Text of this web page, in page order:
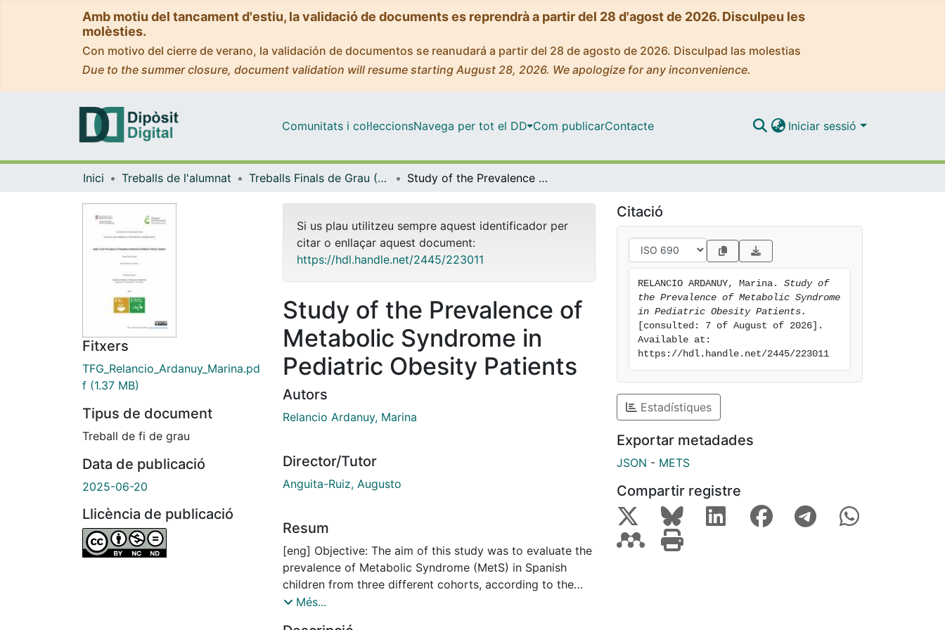
Amb motiu del tancament d'estiu, la validació de documents es reprendrà a partir del 28 d'agost de 2026. Disculpeu les
molèsties.
Con motivo del cierre de verano, la validación de documentos se reanudará a partir del 28 de agosto de 2026. Disculpad las molestias
Due to the summer closure, document validation will resume starting August 28, 2026. We apologize for any inconvenience.
Comunitats i col·leccionsNavega per tot el DD Com publicarContacte Iniciar sessió
Inici Treballs de l'alumnat Treballs Finals de Grau (TFG) - Nutrició Humana i Dietètica Study of the Prevalence of Metabolic Syndrome in Pediatric Obesity Patients
Fitxers
TFG_Relancio_Ardanuy_Marina.pd
f (1.37 MB)
Tipus de document
Treball de fi de grau
Data de publicació
2025-06-20
Llicència de publicació
Si us plau utilitzeu sempre aquest identificador per
citar o enllaçar aquest document:
https://hdl.handle.net/2445/223011
Study of the Prevalence of
Metabolic Syndrome in
Pediatric Obesity Patients
Autors
Relancio Ardanuy, Marina
Director/Tutor
Anguita-Ruiz, Augusto
Resum
[eng] Objective: The aim of this study was to evaluate the
prevalence of Metabolic Syndrome (MetS) in Spanish
children from three different cohorts, according to the
definition by Ahrens et al. (2014) (IDEFICS study, action
Més...
Citació
RELANCIO ARDANUY, Marina. Study of
the Prevalence of Metabolic Syndrome
in Pediatric Obesity Patients.
[consulted: 7 of August of 2026].
Available at:
https://hdl.handle.net/2445/223011
Estadístiques
Exportar metadades
JSON - METS
Compartir registre